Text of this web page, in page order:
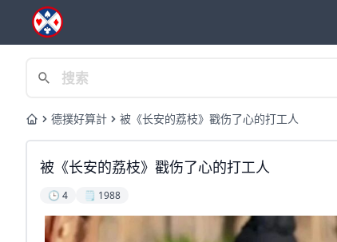
Home德撲好算計 被《长安的荔枝》戳伤了心的打工人
被《长安的荔枝》戳伤了心的打工人
🕒 4 🗒️ 1988